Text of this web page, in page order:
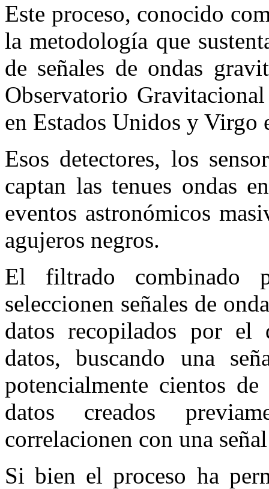
Este proceso, conocido
la metodología que
de señales de ondas
Observatorio
en Estados Unidos y Virgo
Esos detectores, los
captan las tenues ondas
eventos astronómicos
agujeros negros.
El filtrado combinado
seleccionen señales de
datos recopilados por el
datos, buscando una
potencialmente cientos
datos creados
correlacionen con una
Si bien el proceso ha